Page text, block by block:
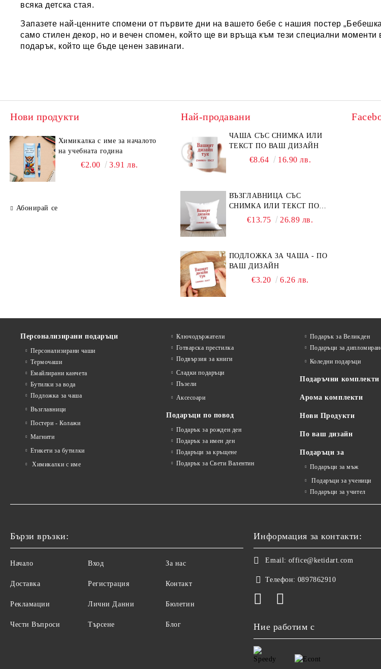
всяка детска стая.
Запазете най-ценните спомени от първите дни на вашето бебе с нашия постер
само стилен декор, но и вечен спомен, който ще ви връща към тези специални моменти
подарък, който ще бъде ценен завинаги.
Нови продукти
Химикалка с име за началото
на учебната година
€2.00 3.91 лв.
Абонирай се
Най-продавани
ЧАША СЪС СНИМКА ИЛИ
ТЕКСТ ПО ВАШ ДИЗАЙН
€8.64 16.90 лв.
ВЪЗГЛАВНИЦА СЪС
СНИМКА ИЛИ ТЕКСТ ПО
ВАШ ДИЗАЙН
€13.75 26.89 лв.
ПОДЛОЖКА ЗА ЧАША - ПО
ВАШ ДИЗАЙН
€3.20 6.26 лв.
Персонализирани подаръци
Персонализирани чаши
Термочаши
Емайлирани канчета
Бутилки за вода
Подложка за чаша
Възглавници
Постери - Колажи
Магнити
Етикети за бутилки
Химикалки с име
Ключодържатели
Готварска престилка
Подвързия за книги
Сладки подаръци
Пъзели
Аксесоари
Подаръци по повод
Подарък за рожден ден
Подарък за имен ден
Подаръци за кръщене
Подарък за Свети Валентин
Подарък за Великден
Подаръци за
Коледни подаръци
Подаръчни комплекти
Арома комплекти
Нови Продукти
По ваш дизайн
Подаръци за
Подаръци за мъж
Подаръци за ученици
Подаръци за учител
Бързи връзки:
Начало
Доставка
Рекламации
Чести Въпроси
Вход
Регистрация
Лични Данни
Търсене
За нас
Контакт
Бюлетин
Блог
Информация за контакти:
Email: office@ketidart.com
Телефон: 0897862910
Ние работим с